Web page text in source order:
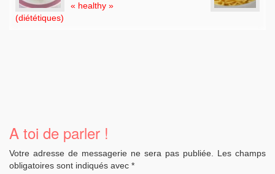
« healthy »
(diététiques)
A toi de parler !
Votre adresse de messagerie ne sera pas publiée.
Les champs
obligatoires sont indiqués avec *